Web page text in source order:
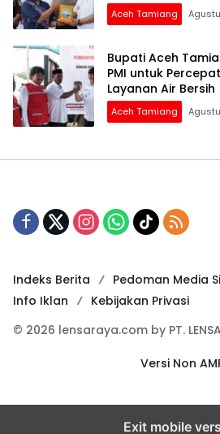
Aceh Tamiang
Bupati Aceh
PMI untuk
Layanan Air Bersih
Aceh Tamiang
Indeks Berita Pedoman Media
Info Iklan
Kebijakan Privasi
© 2026 lensaraya.com by PT. LENSA
Versi Non
Exit mobile